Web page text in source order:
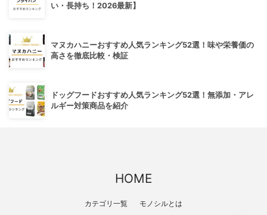
い・長持ち！2026最新】
マヌカハニーおすすめ人気ランキング52選！味や栄養価の
高さを徹底比較・検証
ドッグフードおすすめ人気ランキング52選！無添加・アレ
ルギー対策商品を紹介
HOME
カテゴリ一覧 モノシルとは